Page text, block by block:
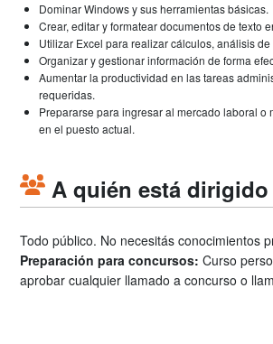
Dominar Windows y sus herramientas básicas.
Crear, editar y formatear documentos de texto
Utilizar Excel para realizar cálculos, análisis
Organizar y gestionar información de forma
Aumentar la productividad en las tareas
requeridas.
Prepararse para ingresar al mercado laboral o
en el puesto actual.
A quién está dirigido
Todo público. No necesitás conocimientos
Preparación para concursos:Curso
aprobar cualquier llamado a concurso o